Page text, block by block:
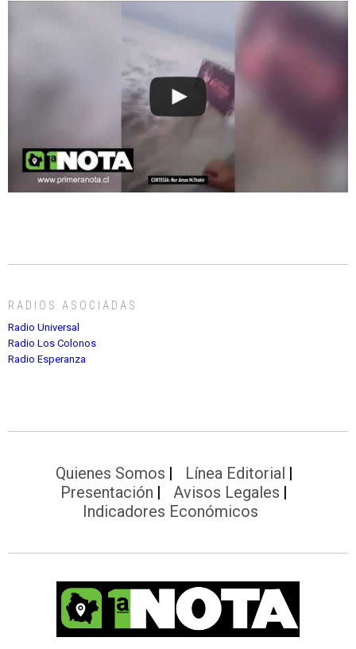
RADIOS ASOCIADAS
Radio Universal
Radio Los Colonos
Radio Esperanza
Quienes Somos
Línea Editorial
Presentación
Avisos Legales
Indicadores Económicos